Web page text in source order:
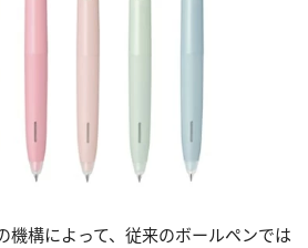
機構によって、従来のボールペンでは